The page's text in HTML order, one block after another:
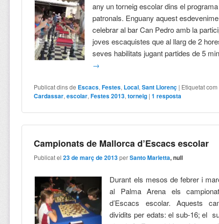
any un torneig escolar dins el
patronals. Enguany aquest
celebrar al bar Can Pedro amb la
joves escaquistes que al llarg de 2
seves habilitats jugant partides de 5
→
Publicat dins de Escacs,Festes, Local,Sant Llorenç | Etiquetat
Cardassar,escolar,Festes 2013,torneig |1 resposta
Campionats de Mallorca d’Escacs escolar
Publicat el23 de març de 2013 perSanto Marletta, null
Durant els mesos de febrer i
al Palma Arena els
d’Escacs escolar. Aquests
dividits per edats: el sub-16; el